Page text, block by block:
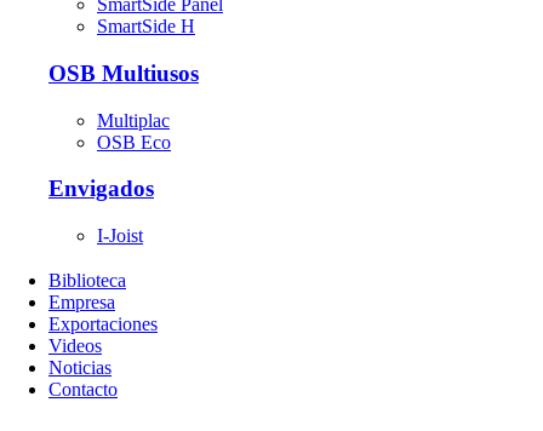
SmartSide Panel
SmartSide H
OSB Multiusos
Multiplac
OSB Eco
Envigados
I-Joist
Biblioteca
Empresa
Exportaciones
Videos
Noticias
Contacto